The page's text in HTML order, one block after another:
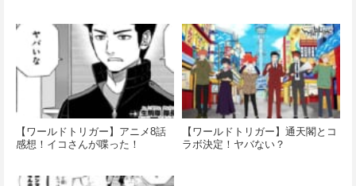
【ワールドトリガー】アニメ8話
感想！イコさんが喋った！
【ワールドトリガー】通天閣とコ
ラボ決定！ヤバない？